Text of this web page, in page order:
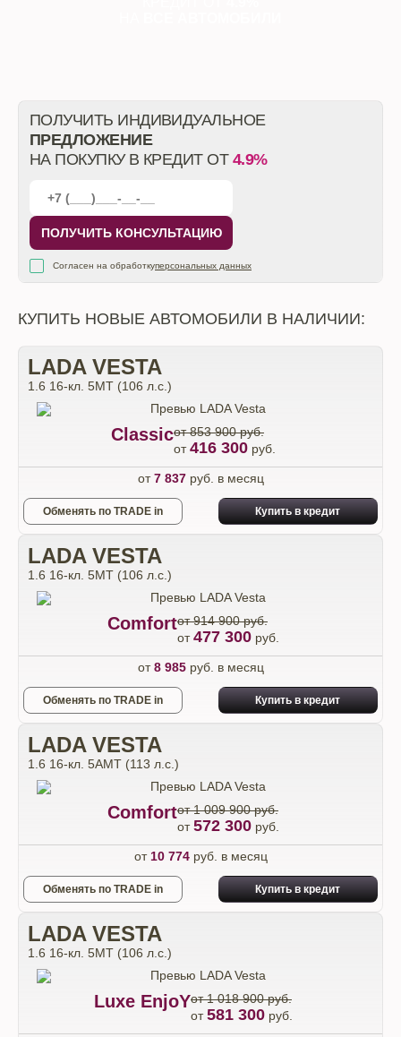
ПОЛУЧИТЬ ИНДИВИДУАЛЬНОЕ
ПРЕДЛОЖЕНИЕ
НА ПОКУПКУ В КРЕДИТ ОТ 4.9%
ПОЛУЧИТЬ КОНСУЛЬТАЦИЮ
Согласен на обработкуперсональных данных
КУПИТЬ НОВЫЕ АВТОМОБИЛИ В НАЛИЧИИ:
LADA VESTA
1.6 16-кл. 5МТ (106 л.с.)
Classicот 853 900 руб.
от416 300 руб.
от7 837руб. в месяц
Обменять по TRADE in Купить в кредит
LADA VESTA
1.6 16-кл. 5МТ (106 л.с.)
Comfortот 914 900 руб.
от477 300 руб.
от8 985руб. в месяц
Обменять по TRADE in Купить в кредит
LADA VESTA
1.6 16-кл. 5АМТ (113 л.с.)
Comfortот 1 009 900 руб.
от572 300 руб.
от 10 774руб. в месяц
Обменять по TRADE in Купить в кредит
LADA VESTA
1.6 16-кл. 5МТ (106 л.с.)
Luxe EnjoYот 1 018 900 руб.
от581 300 руб.